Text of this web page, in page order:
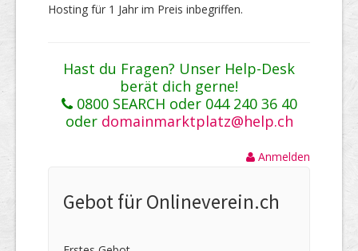
Hosting für 1 Jahr im Preis inbegriffen.
Hast du Fragen? Unser Help-Desk
berät dich gerne!
0800 SEARCH oder 044 240 36 40
oder domainmarktplatz@help.ch
Anmelden
Gebot für Onlineverein.ch